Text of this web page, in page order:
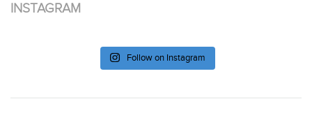
INSTAGRAM
Follow on Instagram